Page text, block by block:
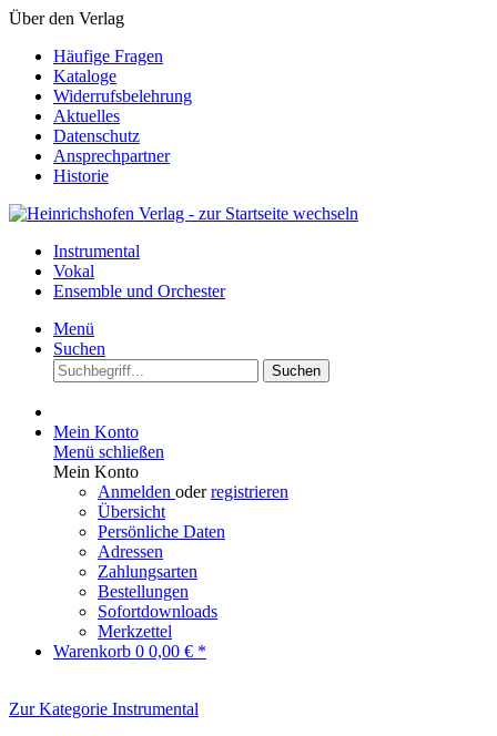
Über den Verlag
Häufige Fragen
Kataloge
Widerrufsbelehrung
Aktuelles
Datenschutz
Ansprechpartner
Historie
Instrumental
Vokal
Ensemble und Orchester
Menü
Suchen
Suchen
Mein Konto
Menü schließen
Mein Konto
Anmelden oderregistrieren
Übersicht
Persönliche Daten
Adressen
Zahlungsarten
Bestellungen
Sofortdownloads
Merkzettel
Warenkorb 0 0,00 € *
Zur Kategorie Instrumental